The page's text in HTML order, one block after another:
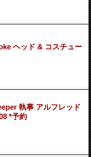
ヘッド & コスチュー
執事 アルフレッド
*予約